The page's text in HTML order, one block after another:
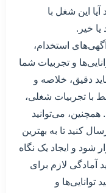
این شغل با
یا خیر.
استخدام،
و تجربیات شما
دقیق، خلاصه و
با تجربیات شغلی،
می‌توانید
کنید تا به بهترین
شود و ایجاد یک نگاه
آمادگی لازم برای
توانایی‌ها و